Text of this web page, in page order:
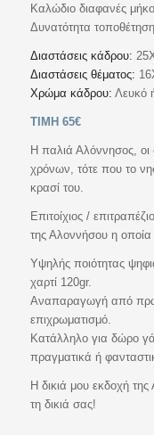
Καλώδιο διαφανές
Δυνατότητα
Διαστάσεις κάδρου:
Διαστάσεις θέματος:
Χρώμα κάδρου: Λευκό
ΤΙΜΗ 65€
Η παλιά Αλόννησος, οι
χρόνων, τότε που το
κρασί του.
Επιτοίχιος /
της Αλοννήσου η οποία
Υψηλής ποιότητας
χαρτί 120gr.
Αναπαραγωγή από
επιχρωματισμό.
Κατάλληλο για δώρο
πραγματικά ή
Η δικιά μου εκδοχή
τη δικιά σας!